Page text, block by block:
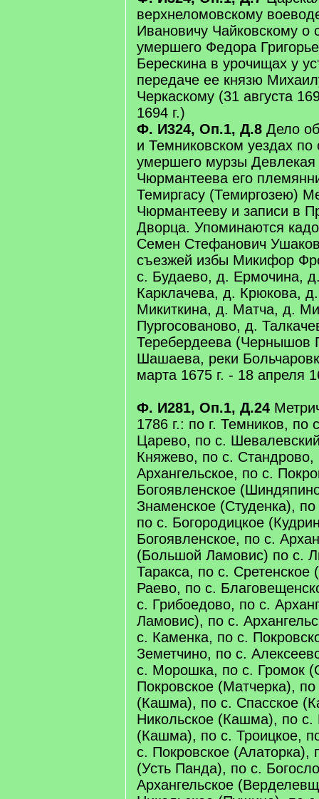
верхнеломовскому
Ивановичу Чайковскому о
умершего Федора
Берескина в урочищах у
передаче ее князю
Черкаскому (31 августа
1694 г.)
Ф. И324, Оп.1, Д.8 Дело
и Темниковском уездах по
умершего мурзы
Чюрмантеева его
Темиргасу (Темиргозею)
Чюрмантееву и записи в
Дворца. Упоминаются
Семен Стефанович
съезжей избы Микифор
с. Будаево, д. Ермочина,
Карклачева, д. Крюкова,
Микиткина, д. Матча, д.
Пургосованово, д.
Теребердеева (Чернышов
Шашаева, реки
марта 1675 г. - 18 апреля
Ф. И281, Оп.1, Д.24
1786 г.: по г. Темников, по
Царево, по с.
Княжево, по с. Стандрово,
Архангельское, по с.
Богоявленское
Знаменское (Студенка),
по с. Богородицкое
Богоявленское, по с.
(Большой Ламовис) по с.
Таракса, по с. Сретенское
Раево, по с.
с. Грибоедово, по с.
Ламовис), по с.
с. Каменка, по с.
Земетчино, по с.
с. Морошка, по с. Громок
Покровское (Матчерка),
(Кашма), по с. Спасское
Никольское (Кашма), по с.
(Кашма), по с. Троицкое,
с. Покровское (Алаторка),
(Усть Панда), по с.
Архангельское